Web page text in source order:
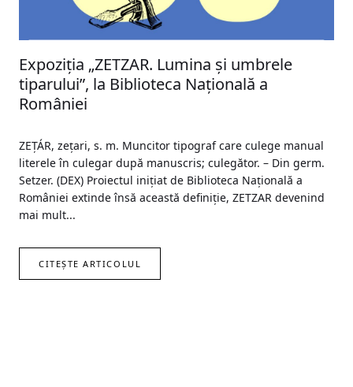
Expoziția „ZETZAR. Lumina și umbrele
tiparului”, la Biblioteca Națională a
României
ZEȚÁR, zețari, s. m. Muncitor tipograf care culege manual
literele în culegar după manuscris; culegător. – Din germ.
Setzer. (DEX) Proiectul inițiat de Biblioteca Națională a
României extinde însă această definiție, ZETZAR devenind
mai mult...
CITEȘTE ARTICOLUL